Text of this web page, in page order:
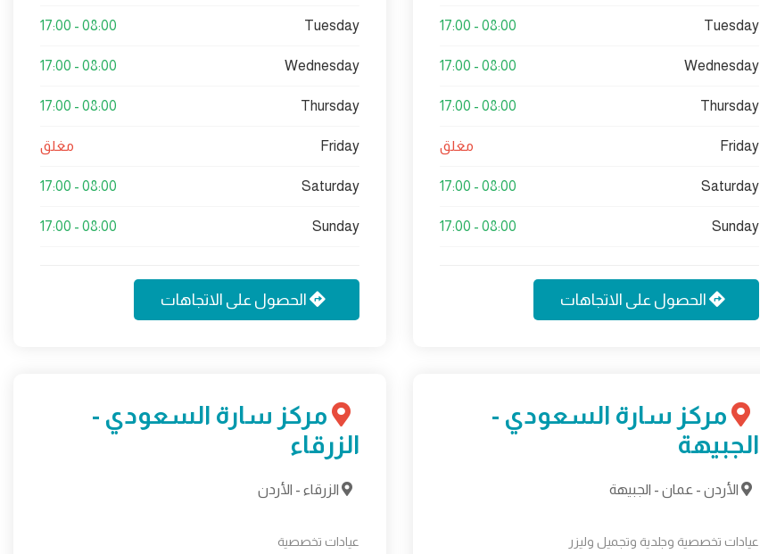
Tuesday
08:00 - 17:00
Wednesday
08:00 - 17:00
Thursday
08:00 - 17:00
Friday مغلق
Saturday
08:00 - 17:00
Sunday
08:00 - 17:00
الحصول على الاتجاهات
Tuesday
08:00 - 17:00
Wednesday
08:00 - 17:00
Thursday
08:00 - 17:00
Friday مغلق
Saturday
08:00 - 17:00
Sunday
08:00 - 17:00
الحصول على الاتجاهات
مركز سارة السعودي -
الجبيهة
الأردن - عمان - الجبيهة
عيادات تخصصية وجلدية وتجميل وليزر
مركز سارة السعودي -
الزرقاء
الزرقاء - الأردن
عيادات تخصصية